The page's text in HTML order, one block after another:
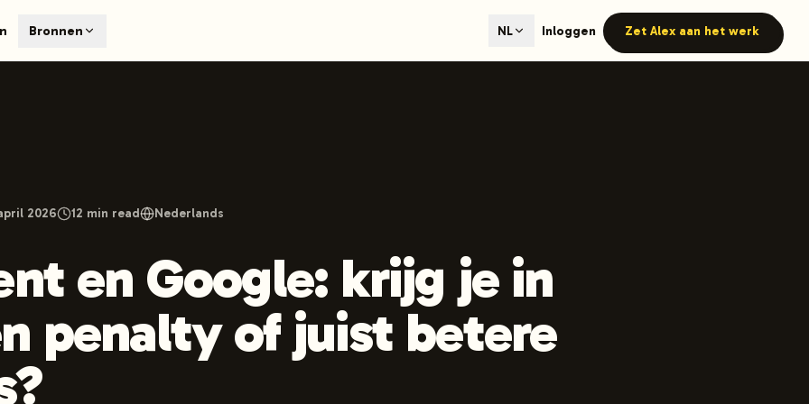
engines like ChatGPT, Claude, and Perplexity. Automated content generation with GEO optimization built-in.
hours.
Bronnen NL Inloggen Zet Alex aan het werk
2026 12 min read Nederlands
en Google: krijg je in
penalty of juist betere